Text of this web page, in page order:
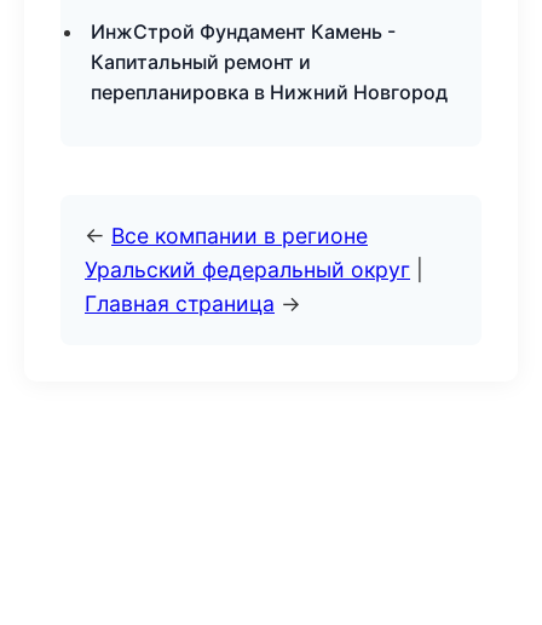
ИнжСтрой Фундамент Камень -
Капитальный ремонт и
перепланировка в Нижний Новгород
← Все компании в регионе
Уральский федеральный округ
Главная страница →